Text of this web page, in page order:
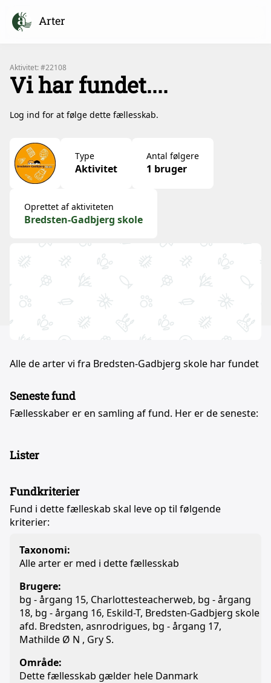
Arter
Aktivitet: #22108
Vi har fundet....
Log ind for at følge dette fællesskab.
Type
Aktivitet
Antal følgere
1 bruger
Oprettet af aktiviteten
Bredsten-Gadbjerg skole
Alle de arter vi fra Bredsten-Gadbjerg skole har fundet
Seneste fund
Fællesskaber er en samling af fund. Her er de seneste:
Lister
Fundkriterier
Fund i dette fælleskab skal leve op til følgende
kriterier:
Taxonomi:
Alle arter er med i dette fællesskab
Brugere:
bg - årgang 15, Charlottesteacherweb, bg - årgang
18, bg - årgang 16, Eskild-T, Bredsten-Gadbjerg skole
afd. Bredsten, asnrodrigues, bg - årgang 17,
Mathilde Ø N , Gry S.
Område:
Dette fællesskab gælder hele Danmark